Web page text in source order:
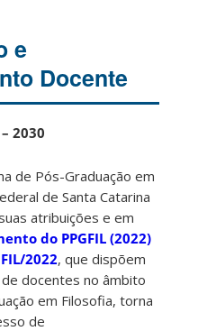
e
Docente
2030
de Pós-Graduação em
de Santa Catarina
atribuições e em
do PPGFIL (2022)
2022, que dispõem
docentes no âmbito
em Filosofia, torna
de